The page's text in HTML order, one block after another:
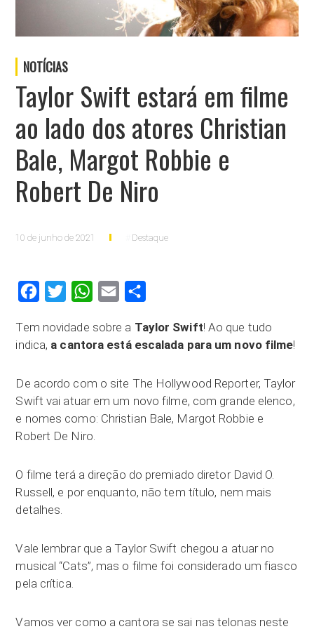
NOTÍCIAS
Taylor Swift estará em filme
ao lado dos atores Christian
Bale, Margot Robbie e
Robert De Niro
10 de junho de 2021 Destaque
FacebookTwitter WhatsApp
Email
Tem novidade sobre a Taylor Swift! Ao que tudo
indica, a cantora está escalada para um novo filme!
De acordo com o site The Hollywood Reporter, Taylor
Swift vai atuar em um novo filme, com grande elenco,
e nomes como: Christian Bale, Margot Robbie e
Robert De Niro.
O filme terá a direção do premiado diretor David O.
Russell, e por enquanto, não tem título, nem mais
detalhes.
Vale lembrar que a Taylor Swift chegou a atuar no
musical “Cats”, mas o filme foi considerado um fiasco
pela crítica.
Vamos ver como a cantora se sai nas telonas neste